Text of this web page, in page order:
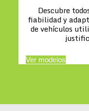
Descubre
fiabilidad y
de vehículos
Ver modelos